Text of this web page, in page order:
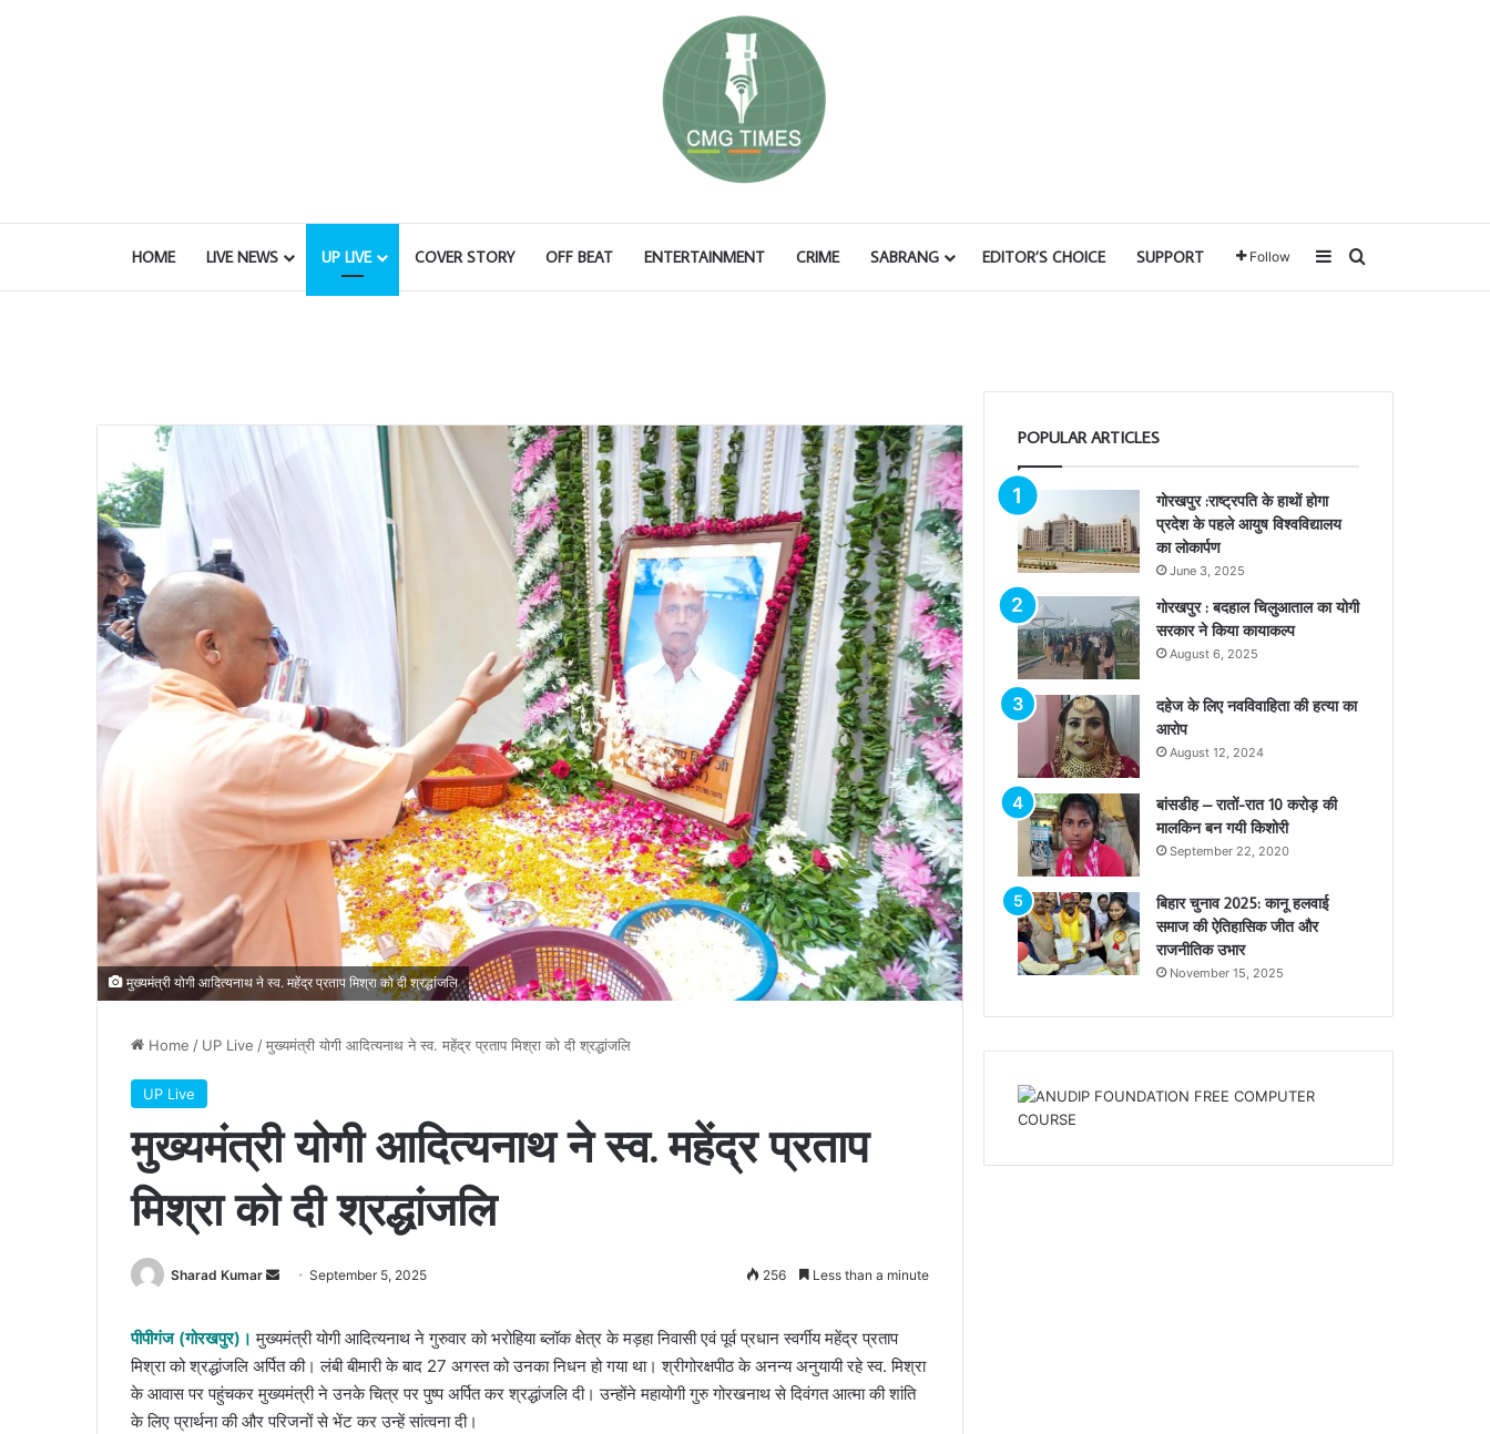
HOME LIVE NEWS UP LIVE COVER STORY OFF BEAT ENTERTAINMENT CRIME SABRANG EDITOR’S CHOICE SUPPORT Follow SidebarSearch for
मुख्यमंत्री योगी आदित्यनाथ ने स्व. महेंद्र प्रताप मिश्रा को दी श्रद्धांजलि
Home / UP Live /मुख्यमंत्री योगी आदित्यनाथ ने स्व. महेंद्र प्रताप मिश्रा को दी श्रद्धांजलि
UP Live
मुख्यमंत्री योगी आदित्यनाथ ने स्व. महेंद्र प्रताप
मिश्रा को दी श्रद्धांजलि
Sharad Kumar
Send
email
September 5, 2025 256 Less than a minute
पीपीगंज (गोरखपुर)। मुख्यमंत्री योगी आदित्यनाथ ने गुरुवार को भरोहिया ब्लॉक क्षेत्र के मड़हा निवासी एवं पूर्व प्रधान स्वर्गीय महेंद्र प्रताप
मिश्रा को श्रद्धांजलि अर्पित की। लंबी बीमारी के बाद 27 अगस्त को उनका निधन हो गया था। श्रीगोरक्षपीठ के अनन्य अनुयायी रहे स्व. मिश्रा
के आवास पर पहुंचकर मुख्यमंत्री ने उनके चित्र पर पुष्प अर्पित कर श्रद्धांजलि दी। उन्होंने महायोगी गुरु गोरखनाथ से दिवंगत आत्मा की शांति
के लिए प्रार्थना की और परिजनों से भेंट कर उन्हें सांत्वना दी।
POPULAR ARTICLES
गोरखपुर :राष्ट्रपति के हाथों होगा
प्रदेश के पहले आयुष विश्वविद्यालय
का लोकार्पण
June 3, 2025
गोरखपुर : बदहाल चिलुआताल का योगी
सरकार ने किया कायाकल्प
August 6, 2025
दहेज के लिए नवविवाहिता की हत्या का
आरोप
August 12, 2024
बांसडीह – रातों-रात 10 करोड़ की
मालकिन बन गयी किशोरी
September 22, 2020
बिहार चुनाव 2025: कानू हलवाई
समाज की ऐतिहासिक जीत और
राजनीतिक उभार
November 15, 2025